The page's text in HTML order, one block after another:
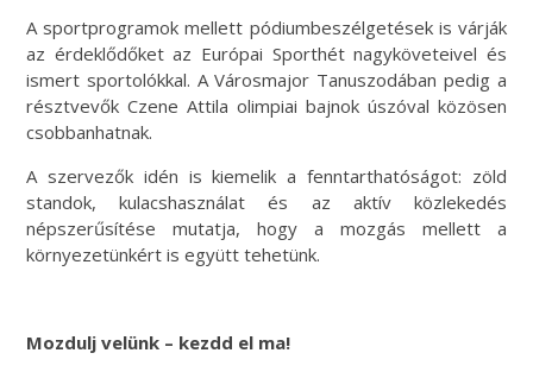
A sportprogramok mellett pódiumbeszélgetések is várják
az érdeklődőket az Európai Sporthét nagyköveteivel és
ismert sportolókkal. A Városmajor Tanuszodában pedig a
résztvevők Czene Attila olimpiai bajnok úszóval közösen
csobbanhatnak.
A szervezők idén is kiemelik a fenntarthatóságot: zöld
standok, kulacshasználat és az aktív közlekedés
népszerűsítése mutatja, hogy a mozgás mellett a
környezetünkért is együtt tehetünk.
Mozdulj velünk – kezdd el ma!